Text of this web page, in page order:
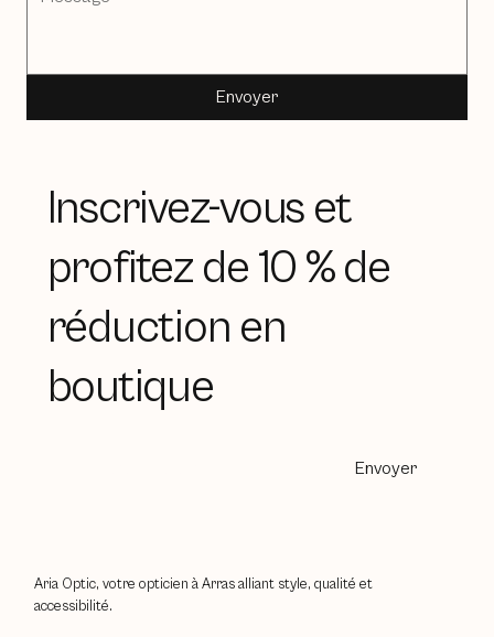
Envoyer
Inscrivez-vous et
profitez de 10 % de
réduction en
boutique
Envoyer
Aria Optic, votre opticien à Arras alliant style, qualité et
accessibilité.